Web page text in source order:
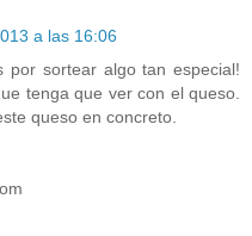
a las 16:06
por sortear algo tan especial!
tenga que ver con el queso.
queso en concreto.